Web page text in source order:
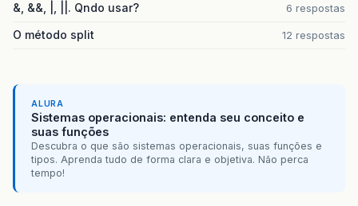
&, &&, |, ||. Qndo usar? 6 respostas
O método split 12 respostas
ALURA
Sistemas operacionais: entenda seu conceito e
suas funções
Descubra o que são sistemas operacionais, suas funções e
tipos. Aprenda tudo de forma clara e objetiva. Não perca
tempo!